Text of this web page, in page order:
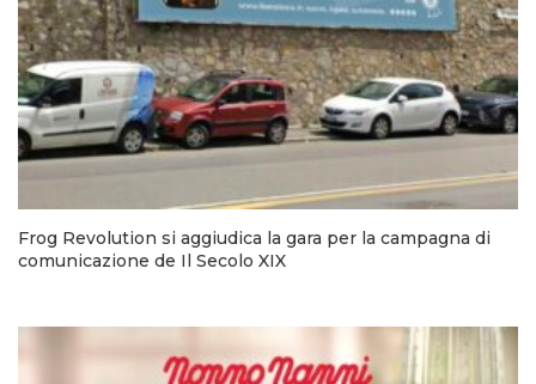
Frog Revolution si aggiudica la gara per la campagna di
comunicazione de Il Secolo XIX